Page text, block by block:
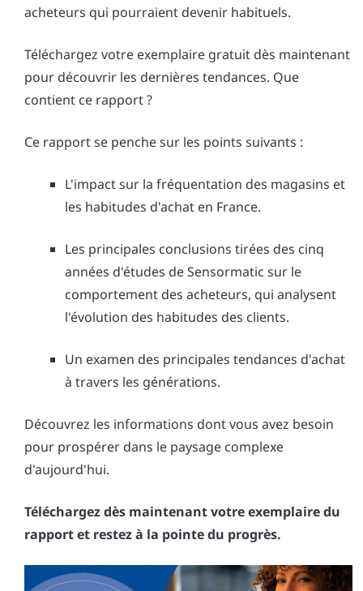
acheteurs qui pourraient devenir habituels.
Téléchargez votre exemplaire gratuit dès maintenant
pour découvrir les dernières tendances. Que
contient ce rapport ?
Ce rapport se penche sur les points suivants :
L'impact sur la fréquentation des magasins et
les habitudes d'achat en France.
Les principales conclusions tirées des cinq
années d'études de Sensormatic sur le
comportement des acheteurs, qui analysent
l'évolution des habitudes des clients.
Un examen des principales tendances d'achat
à travers les générations.
Découvrez les informations dont vous avez besoin
pour prospérer dans le paysage complexe
d'aujourd'hui.
Téléchargez dès maintenant votre exemplaire du
rapport et restez à la pointe du progrès.